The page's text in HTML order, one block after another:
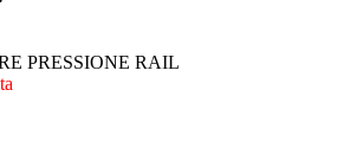
PRESSIONE RAIL